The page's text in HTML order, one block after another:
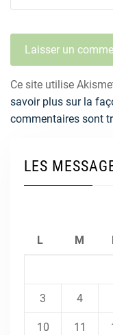
Ce site utilise
savoir plus sur la
commentaires sont
LES
L M
3 4
10 11